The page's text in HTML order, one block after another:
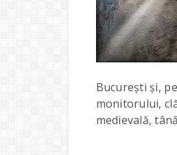
București și,
monitorului,
medievală,